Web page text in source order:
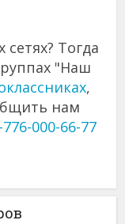
Тогда
"Наш
,
нам
776-000-66-77